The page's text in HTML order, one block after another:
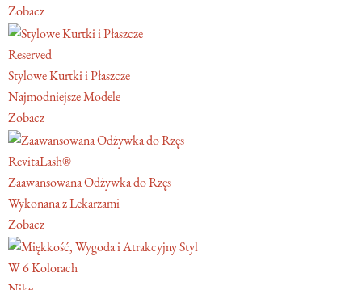
Zobacz
Reserved
Stylowe Kurtki i Płaszcze
Najmodniejsze Modele
Zobacz
RevitaLash®
Zaawansowana Odżywka do Rzęs
Wykonana z Lekarzami
Zobacz
W 6 Kolorach